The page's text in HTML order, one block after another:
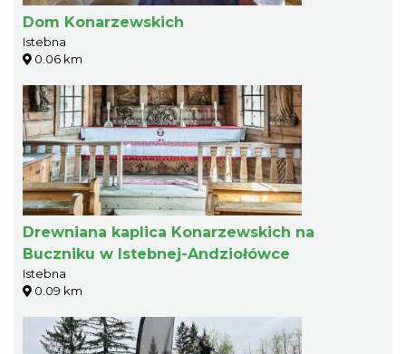
Dom Konarzewskich
Istebna
0.06 km
Drewniana kaplica Konarzewskich na
Buczniku w Istebnej-Andziołówce
Istebna
0.09 km